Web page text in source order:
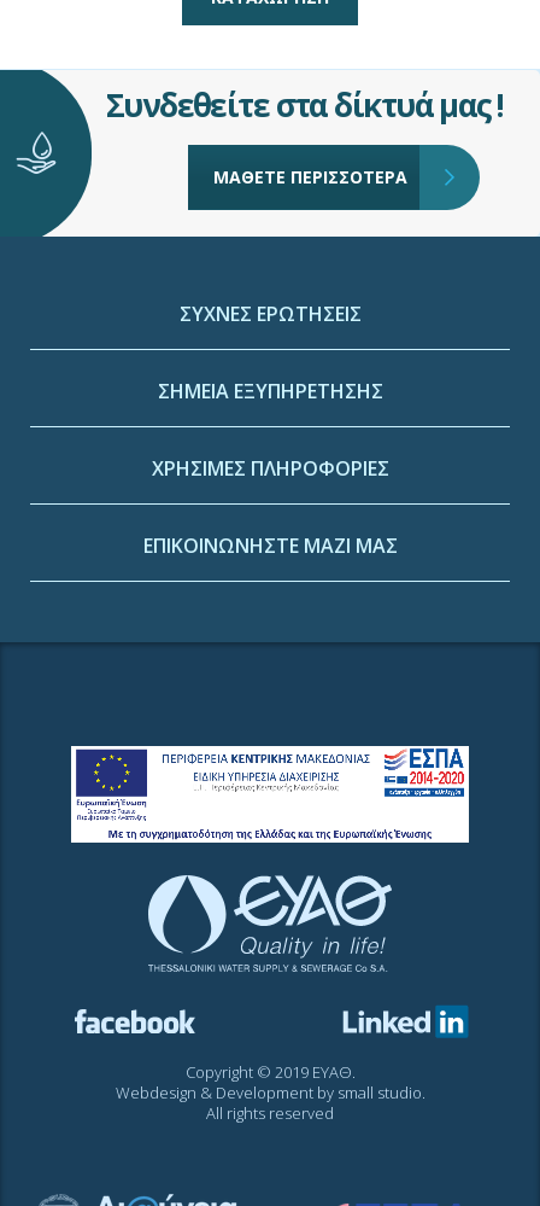
Συνδεθείτε στα δίκτυά μας !
ΜΑΘΕΤΕ ΠΕΡΙΣΣΟΤΕΡΑ
ΣΥΧΝΕΣ ΕΡΩΤΗΣΕΙΣ
ΣΗΜΕΙΑ ΕΞΥΠΗΡΕΤΗΣΗΣ
ΧΡΗΣΙΜΕΣ ΠΛΗΡΟΦΟΡΙΕΣ
ΕΠΙΚΟΙΝΩΝΗΣΤΕ ΜΑΖΙ ΜΑΣ
Copyright © 2019 ΕΥΑΘ.
Webdesign & Development by small studio.
All rights reserved